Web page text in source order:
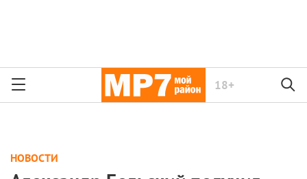
18+
НОВОСТИ